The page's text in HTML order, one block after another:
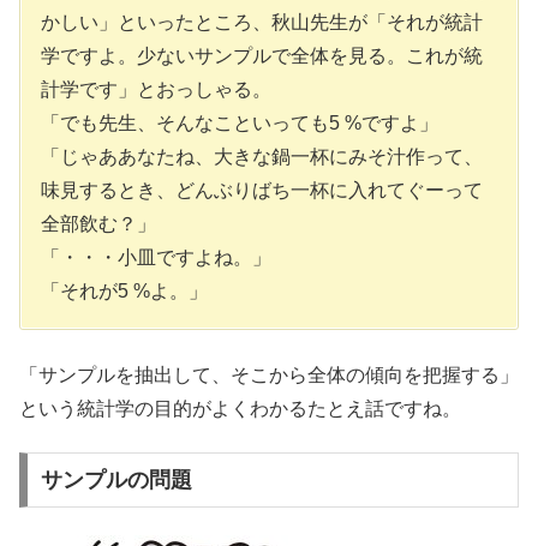
かしい」といったところ、秋山先生が「それが統計
学ですよ。少ないサンプルで全体を見る。これが統
計学です」とおっしゃる。
「でも先生、そんなこといっても5 %ですよ」
「じゃああなたね、大きな鍋一杯にみそ汁作って、
味見するとき、どんぶりばち一杯に入れてぐーって
全部飲む？」
「・・・小皿ですよね。」
「それが5 %よ。」
「サンプルを抽出して、そこから全体の傾向を把握する」
という統計学の目的がよくわかるたとえ話ですね。
サンプルの問題